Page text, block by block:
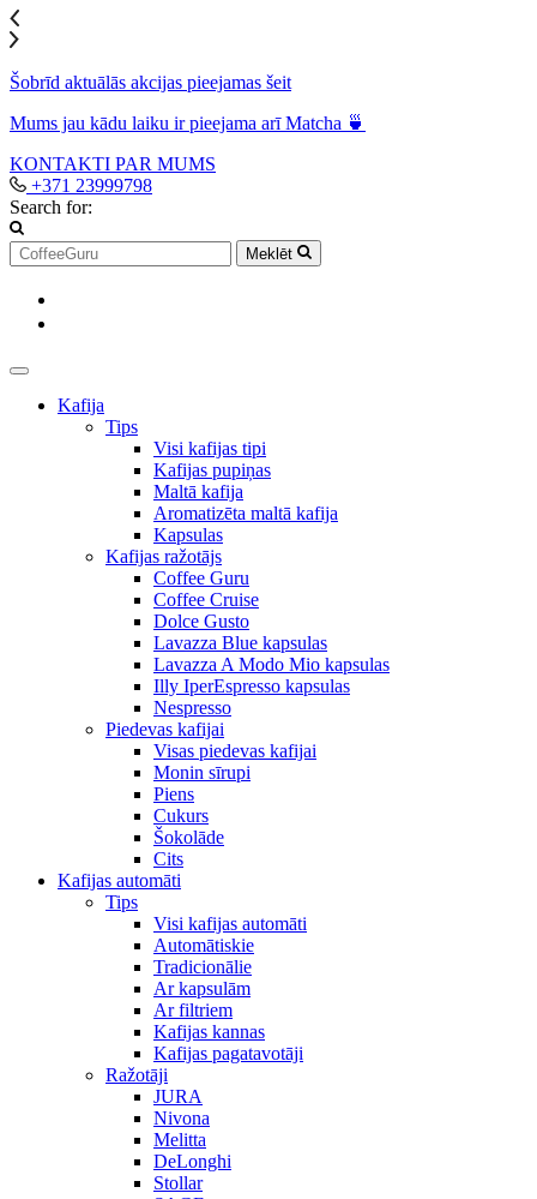
Šobrīd aktuālās akcijas pieejamas šeit
Mums jau kādu laiku ir pieejama arī Matcha 🍵
KONTAKTI PAR MUMS
+371 23999798
Search for:
Meklēt
Kafija
Tips
Visi kafijas tipi
Kafijas pupiņas
Maltā kafija
Aromatizēta maltā kafija
Kapsulas
Kafijas ražotājs
Coffee Guru
Coffee Cruise
Dolce Gusto
Lavazza Blue kapsulas
Lavazza A Modo Mio kapsulas
Illy IperEspresso kapsulas
Nespresso
Piedevas kafijai
Visas piedevas kafijai
Monin sīrupi
Piens
Cukurs
Šokolāde
Cits
Kafijas automāti
Tips
Visi kafijas automāti
Automātiskie
Tradicionālie
Ar kapsulām
Ar filtriem
Kafijas kannas
Kafijas pagatavotāji
Ražotāji
JURA
Nivona
Melitta
DeLonghi
Stollar